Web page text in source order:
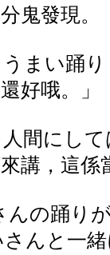
鬼發現。
うまい踊
好哦。」
人間にし
來講，這
の踊り
んと一